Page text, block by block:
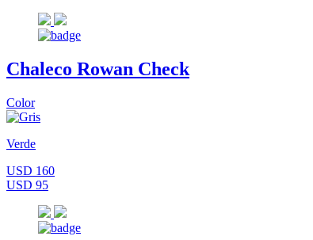
Chaleco Rowan Check
Color
Verde
USD 160
USD 95